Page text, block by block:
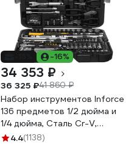
-16%
34 353 ₽
36 325 ₽41 860 ₽
Набор инструментов Inforce
136 предметов 1/2 дюйма и
1/4 дюйма, Сталь Cr-V,
Профессиональный, 06-07-
4.4(1138)